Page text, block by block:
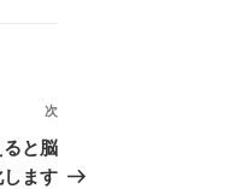
次
の
投
次
と脳
ます